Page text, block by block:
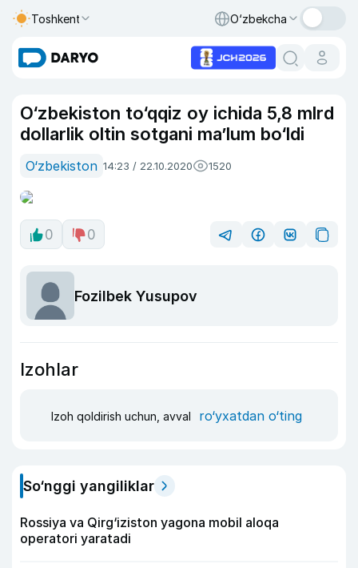
Toshkent O‘zbekcha
O‘zbekiston to‘qqiz oy ichida 5,8 mlrd
dollarlik oltin sotgani ma’lum bo‘ldi
O‘zbekiston 14:23 / 22.10.2020 1520
0 0
Fozilbek Yusupov
Izohlar
Izoh qoldirish uchun, avval ro‘yxatdan o‘ting
So‘nggi yangiliklar
Rossiya va Qirg‘iziston yagona mobil aloqa
operatori yaratadi